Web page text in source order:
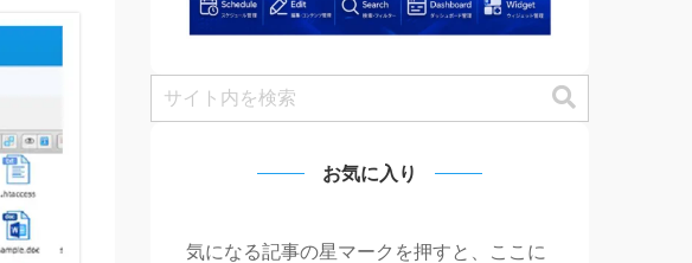
お気に入り
気になる記事の星マークを押すと、ここに